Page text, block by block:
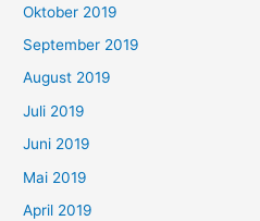
Oktober 2019
September 2019
August 2019
Juli 2019
Juni 2019
Mai 2019
April 2019